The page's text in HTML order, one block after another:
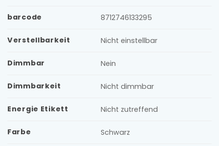
barcode 8712746133295
Verstellbarkeit Nicht einstellbar
Dimmbar Nein
Dimmbarkeit Nicht dimmbar
Energie Etikett Nicht zutreffend
Farbe Schwarz